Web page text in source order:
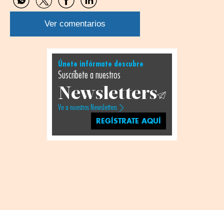
Compartir
por
WhatsApp
Compartir
por
Twitter
Compartir
por
Facebook
Compartir
por
Linkedin
Ver comentarios
Únete infórmate descubre
Suscríbete a nuestros
Newsletters
Ve a nuestros Newsletters
REGÍSTRATE AQUÍ